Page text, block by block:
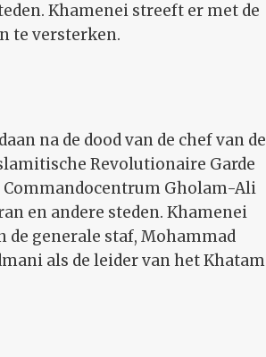
Khamenei streeft er met de
te versterken.
na de dood van de chef van de
Revolutionaire Garde
Commandocentrum Gholam-Ali
en andere steden. Khamenei
de generale staf, Mohammad
als de leider van het Khatam